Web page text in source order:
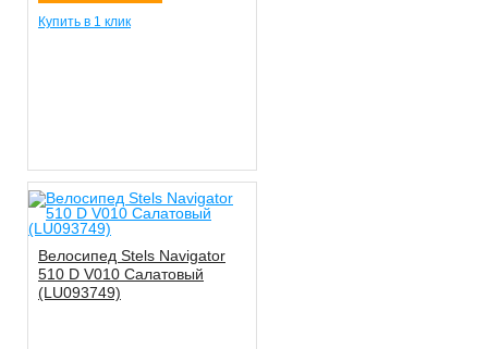
Купить в 1 клик
Велосипед Stels Navigator
510 D V010 Салатовый
(LU093749)